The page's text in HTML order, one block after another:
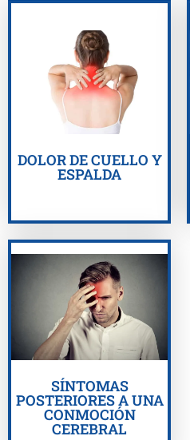
DOLOR DE CUELLO Y
ESPALDA
OBTENGA AYUDA
SÍNTOMAS
POSTERIORES A UNA
CONMOCIÓN
CEREBRAL
OBTENGA AYUDA
AHORA